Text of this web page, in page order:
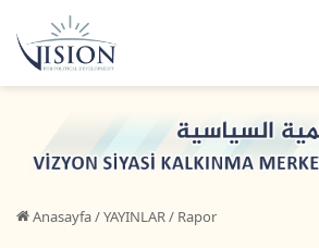
Anasayfa/YAYINLAR/ Rapor